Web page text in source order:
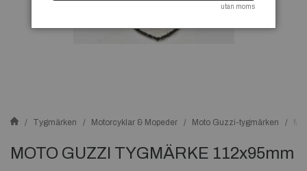
Tygmärken Motorcyklar & Mopeder Moto Guzzi-tygmärken
MOTO GUZZI TYGMÄRKE 112x95mm
utan moms